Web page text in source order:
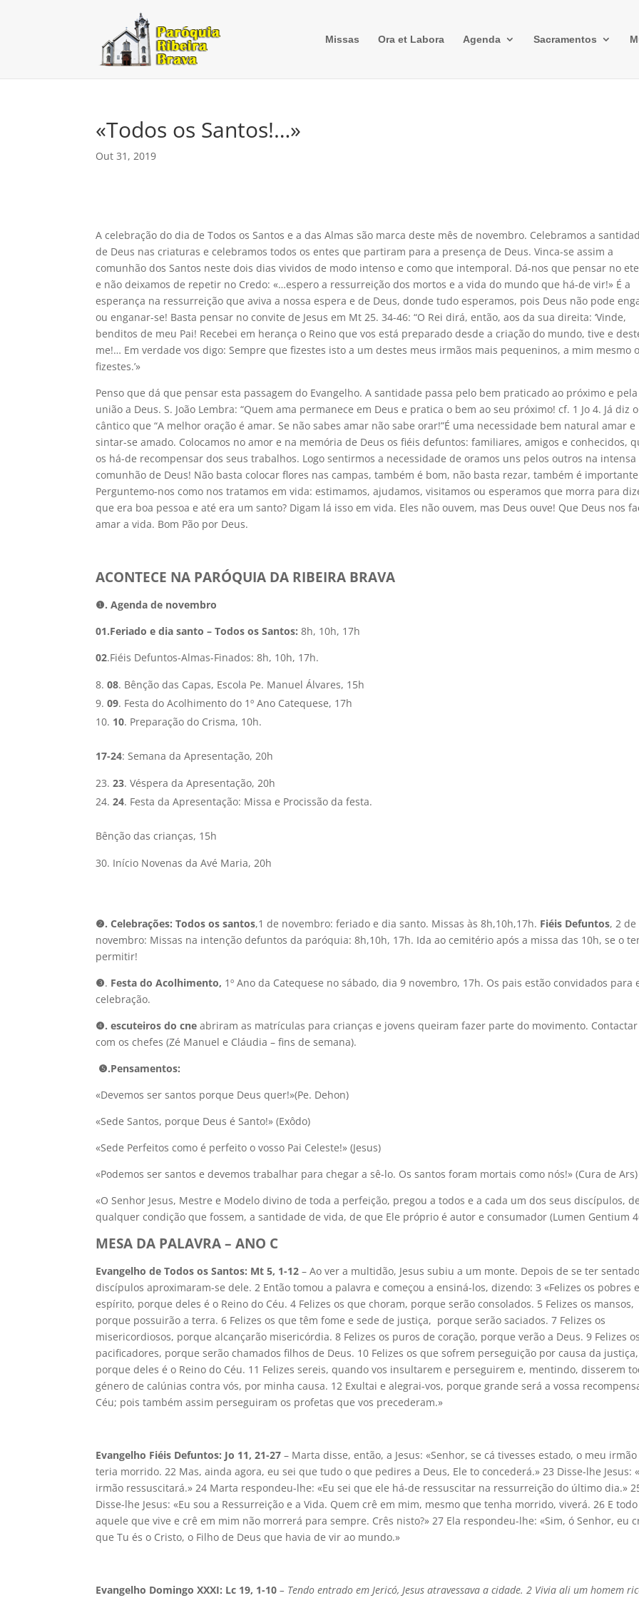
Missas Ora et Labora Agenda Sacramentos
«Todos os Santos!…»
Out 31, 2019
A celebração do dia de Todos os Santos e a das Almas são marca deste mês de novembro. Celebramos a
de Deus nas criaturas e celebramos todos os entes que partiram para a presença de Deus. Vinca-se assim a
comunhão dos Santos neste dois dias vividos de modo intenso e como que intemporal. Dá-nos que pensar no
e não deixamos de repetir no Credo: «…espero a ressurreição dos mortos e a vida do mundo que há-de vir!» É a
esperança na ressurreição que aviva a nossa espera e de Deus, donde tudo esperamos, pois Deus não pode
ou enganar-se! Basta pensar no convite de Jesus em Mt 25. 34-46: “O Rei dirá, então, aos da sua direita: ‘Vinde,
benditos de meu Pai! Recebei em herança o Reino que vos está preparado desde a criação do mundo, tive e
me!… Em verdade vos digo: Sempre que fizestes isto a um destes meus irmãos mais pequeninos, a mim mesmo
fizestes.’»
Penso que dá que pensar esta passagem do Evangelho. A santidade passa pelo bem praticado ao próximo e pela
união a Deus. S. João Lembra: “Quem ama permanece em Deus e pratica o bem ao seu próximo! cf. 1 Jo 4. Já diz o
cântico que “A melhor oração é amar. Se não sabes amar não sabe orar!”É uma necessidade bem natural amar e
sintar-se amado. Colocamos no amor e na memória de Deus os fiéis defuntos: familiares, amigos e conhecidos,
os há-de recompensar dos seus trabalhos. Logo sentirmos a necessidade de oramos uns pelos outros na intensa
comunhão de Deus! Não basta colocar flores nas campas, também é bom, não basta rezar, também é
Perguntemo-nos como nos tratamos em vida: estimamos, ajudamos, visitamos ou esperamos que morra para
que era boa pessoa e até era um santo? Digam lá isso em vida. Eles não ouvem, mas Deus ouve! Que Deus nos
amar a vida. Bom Pão por Deus.
ACONTECE NA PARÓQUIA DA RIBEIRA BRAVA
❶. Agenda de novembro
01.Feriado e dia santo – Todos os Santos:8h, 10h, 17h
02.Fiéis Defuntos-Almas-Finados: 8h, 10h, 17h.
08. Bênção das Capas, Escola Pe. Manuel Álvares, 15h
09. Festa do Acolhimento do 1º Ano Catequese, 17h
10. Preparação do Crisma, 10h.
17-24: Semana da Apresentação, 20h
23. Véspera da Apresentação, 20h
24. Festa da Apresentação: Missa e Procissão da festa.
Bênção das crianças, 15h
Início Novenas da Avé Maria, 20h
❷. Celebrações:Todos os santos,1 de novembro: feriado e dia santo. Missas às 8h,10h,17h. Fiéis Defuntos, 2 de
novembro: Missas na intenção defuntos da paróquia: 8h,10h, 17h. Ida ao cemitério após a missa das 10h, se o
permitir!
❸. Festa do Acolhimento, 1º Ano da Catequese no sábado, dia 9 novembro, 17h. Os pais estão convidados para
celebração.
❹.escuteiros do cneabriram as matrículas para crianças e jovens queiram fazer parte do movimento. Contactar
com os chefes (Zé Manuel e Cláudia – fins de semana).
❺.Pensamentos:
«Devemos ser santos porque Deus quer!»(Pe. Dehon)
«Sede Santos, porque Deus é Santo!» (Exôdo)
«Sede Perfeitos como é perfeito o vosso Pai Celeste!» (Jesus)
«Podemos ser santos e devemos trabalhar para chegar a sê-lo. Os santos foram mortais como nós!» (Cura de Ars)
«O Senhor Jesus, Mestre e Modelo divino de toda a perfeição, pregou a todos e a cada um dos seus discípulos,
qualquer condição que fossem, a santidade de vida, de que Ele próprio é autor e consumador (Lumen Gentium
MESA DA PALAVRA – ANO C
Evangelho de Todos os Santos: Mt 5, 1-12 – Ao ver a multidão, Jesus subiu a um monte. Depois de se ter
discípulos aproximaram-se dele. 2 Então tomou a palavra e começou a ensiná-los, dizendo: 3 «Felizes os pobres
espírito, porque deles é o Reino do Céu. 4 Felizes os que choram, porque serão consolados. 5 Felizes os mansos,
porque possuirão a terra. 6 Felizes os que têm fome e sede de justiça, porque serão saciados. 7 Felizes os
misericordiosos, porque alcançarão misericórdia. 8 Felizes os puros de coração, porque verão a Deus. 9 Felizes
pacificadores, porque serão chamados filhos de Deus. 10 Felizes os que sofrem perseguição por causa da justiça,
porque deles é o Reino do Céu. 11 Felizes sereis, quando vos insultarem e perseguirem e, mentindo, disserem
género de calúnias contra vós, por minha causa. 12 Exultai e alegrai-vos, porque grande será a vossa
Céu; pois também assim perseguiram os profetas que vos precederam.»
Evangelho Fiéis Defuntos: Jo 11, 21-27 – Marta disse, então, a Jesus: «Senhor, se cá tivesses estado, o meu
teria morrido. 22 Mas, ainda agora, eu sei que tudo o que pedires a Deus, Ele to concederá.» 23 Disse-lhe Jesus:
irmão ressuscitará.» 24 Marta respondeu-lhe: «Eu sei que ele há-de ressuscitar na ressurreição do último dia.»
Disse-lhe Jesus: «Eu sou a Ressurreição e a Vida. Quem crê em mim, mesmo que tenha morrido, viverá. 26 E todo
aquele que vive e crê em mim não morrerá para sempre. Crês nisto?» 27 Ela respondeu-lhe: «Sim, ó Senhor, eu
que Tu és o Cristo, o Filho de Deus que havia de vir ao mundo.»
Evangelho Domingo XXXI: Lc 19, 1-10 – Tendo entrado em Jericó, Jesus atravessava a cidade. 2 Vivia ali um homem